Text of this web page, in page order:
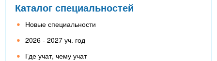
Каталог специальностей
Новые специальности
2026 - 2027 уч. год
Где учат, чему учат